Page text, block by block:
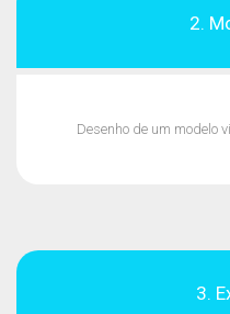
2.
Desenho de um modelo
3.